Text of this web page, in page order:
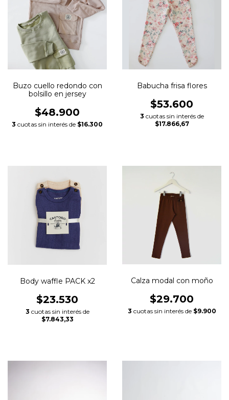
Buzo cuello redondo con
bolsillo en jersey
$48.900
3 cuotas sin interés de $16.300
Babucha frisa flores
$53.600
3 cuotas sin interés de
$17.866,67
Body waffle PACK x2
$23.530
3 cuotas sin interés de
$7.843,33
Calza modal con moño
$29.700
3 cuotas sin interés de $9.900